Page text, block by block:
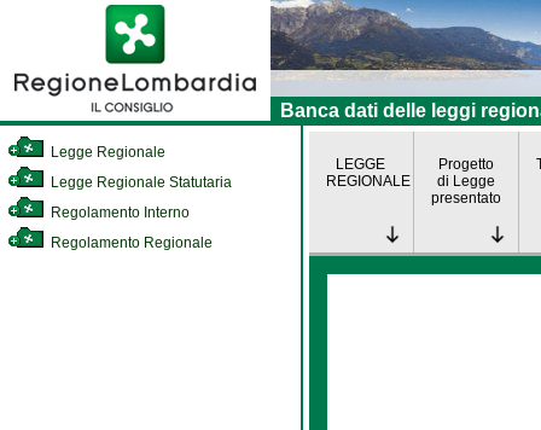
Banca dati delle leggi
Legge Regionale
Legge Regionale Statutaria
Regolamento Interno
Regolamento Regionale
LEGGE
REGIONALE
Progetto
di Legge
presentato